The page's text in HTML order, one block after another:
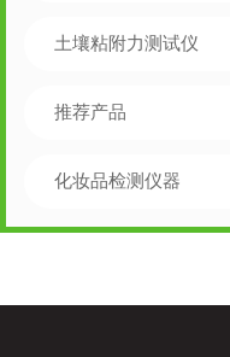
土壤粘附力测试仪
推荐产品
化妆品检测仪器